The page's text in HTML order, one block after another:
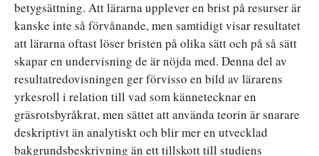
betygsättning. Att lärarna upplever en brist på resurser är
kanske inte så förvånande, men samtidigt visar resultatet
att lärarna oftast löser bristen på olika sätt och på så sätt
skapar en undervisning de är nöjda med. Denna del av
resultatredovisningen ger förvisso en bild av lärarens
yrkesroll i relation till vad som kännetecknar en
gräsrotsbyråkrat, men sättet att använda teorin är snarare
deskriptivt än analytiskt och blir mer en utvecklad
bakgrundsbeskrivning än ett tillskott till studiens